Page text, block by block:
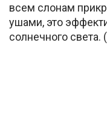
всем слонам
ушами, это
солнечного